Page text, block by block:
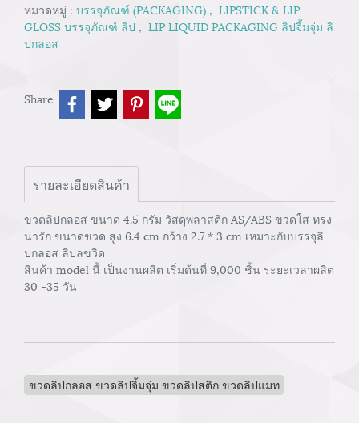
หมวดหมู่ : บรรจุภัณฑ์ (PACKAGING) , LIPSTICK & LIP
GLOSS บรรจุภัณฑ์ ลิป , LIP LIQUID PACKAGING ลิปจิ้มจุ่ม ลิ
ปกลอส
Share
รายละเอียดสินค้า
ขวดลิปกลอส ขนาด 4.5 กรัม วัสดุพลาสติก AS/ABS ขวดใส ทรง
น่ารัก ขนาดขวด สูง 6.4 cm กว้าง 2.7 * 3 cm เหมาะกับบรรจุลิ
ปกลอส ลิปลขวิด
สินค้า model นี้ เป็นงานผลิต เริ่มต้นที่ 9,000 ชิ้น ระยะเวลาผลิต
30 -35 วัน
ขวดลิปกลอส ขวดลิปจิ้มจุ่ม ขวดลิปสติก ขวดลิปแมท